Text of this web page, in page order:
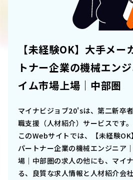
【未経験OK】大手メー
トナー企業の機械エン
イム市場上場｜中部圏
マイナビジョブ20'sは、第二新卒
職支援（人材紹介）サービスです。
このWebサイトでは、
【未経験
パートナー企業の機械エンジニア
場｜中部圏の求人の他にも、マイ
る、良質な求人情報と人材紹介会